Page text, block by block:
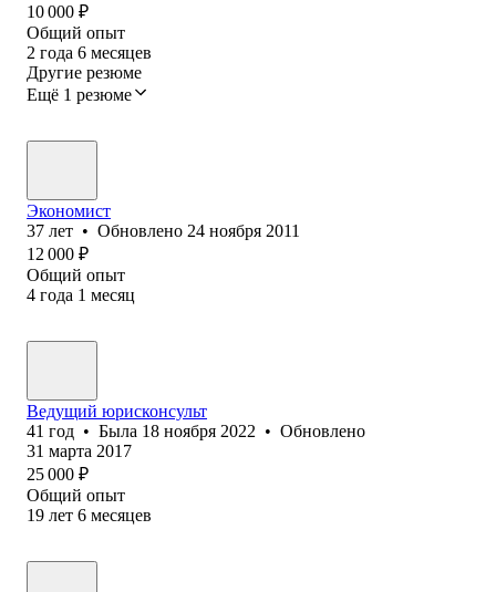
10 000 ₽
Общий опыт
2 года 6 месяцев
Другие резюме
Ещё 1 резюме
Экономист
37 лет • Обновлено 24 ноября 2011
12 000 ₽
Общий опыт
4 года 1 месяц
Ведущий юрисконсульт
41 год • Была 18 ноября 2022 • Обновлено
31 марта 2017
25 000 ₽
Общий опыт
19 лет 6 месяцев